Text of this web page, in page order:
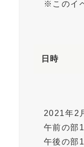
※このイ
日時
2021年2
午前の部
午後の部